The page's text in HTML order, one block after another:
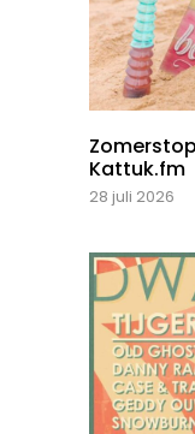
Kattuk.fm
28 juli 2026